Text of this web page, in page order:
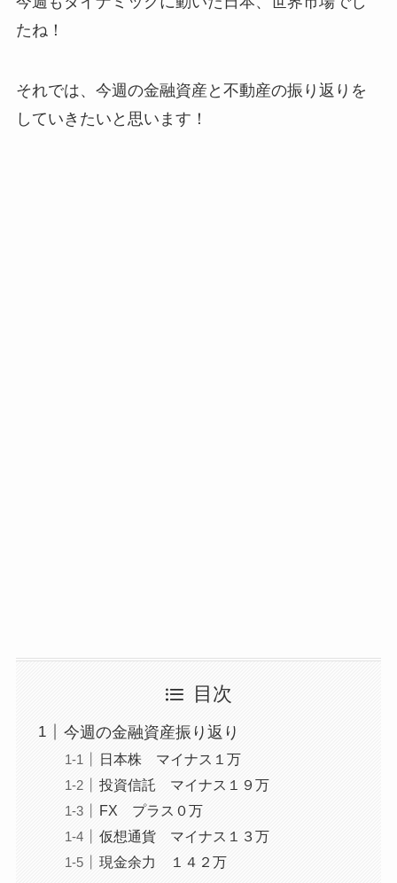
たね！
それでは、今週の金融資産と不動産の振り返りを
していきたいと思います！
目次
今週の金融資産振り返り
日本株 マイナス１万
投資信託 マイナス１９万
FX プラス０万
仮想通貨 マイナス１３万
現金余力 １４２万